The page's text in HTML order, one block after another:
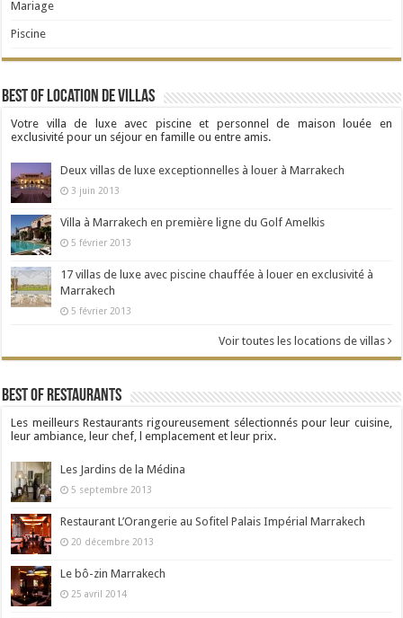
Mariage
Piscine
Best Of Location de Villas
Votre villa de luxe avec piscine et personnel de maison louée en
exclusivité pour un séjour en famille ou entre amis.
Deux villas de luxe exceptionnelles à louer à Marrakech
3 juin 2013
Villa à Marrakech en première ligne du Golf Amelkis
5 février 2013
17 villas de luxe avec piscine chauffée à louer en exclusivité à
Marrakech
5 février 2013
Voir toutes les locations de villas
Best Of Restaurants
Les meilleurs Restaurants rigoureusement sélectionnés pour leur cuisine,
leur ambiance, leur chef, l emplacement et leur prix.
Les Jardins de la Médina
5 septembre 2013
Restaurant L’Orangerie au Sofitel Palais Impérial Marrakech
20 décembre 2013
Le bô-zin Marrakech
25 avril 2014